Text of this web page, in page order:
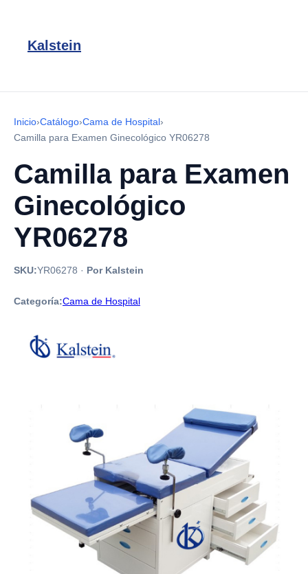
Kalstein
Inicio›Catálogo›Cama de Hospital›
Camilla para Examen Ginecológico YR06278
Camilla para Examen
Ginecológico
YR06278
SKU:YR06278 · Por Kalstein
Categoría:Cama de Hospital